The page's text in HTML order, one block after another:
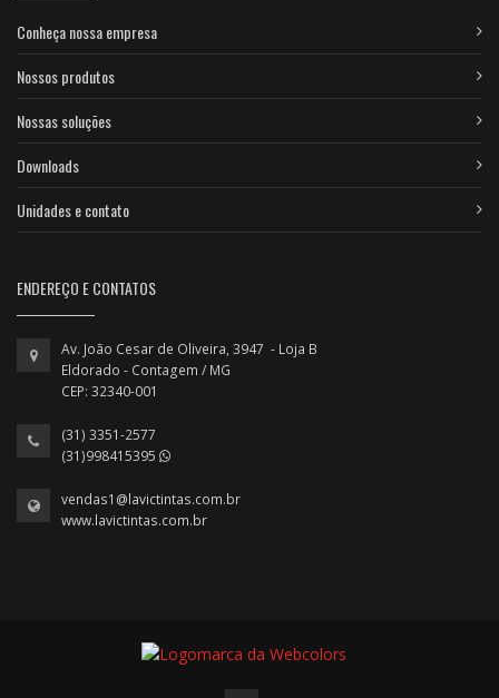
Conheça nossa empresa
Nossos produtos
Nossas soluções
Downloads
Unidades e contato
ENDEREÇO E CONTATOS
Av. João Cesar de Oliveira, 3947 - Loja B
Eldorado - Contagem / MG
CEP: 32340-001
(31) 3351-2577
(31)998415395
vendas1@lavictintas.com.br
www.lavictintas.com.br